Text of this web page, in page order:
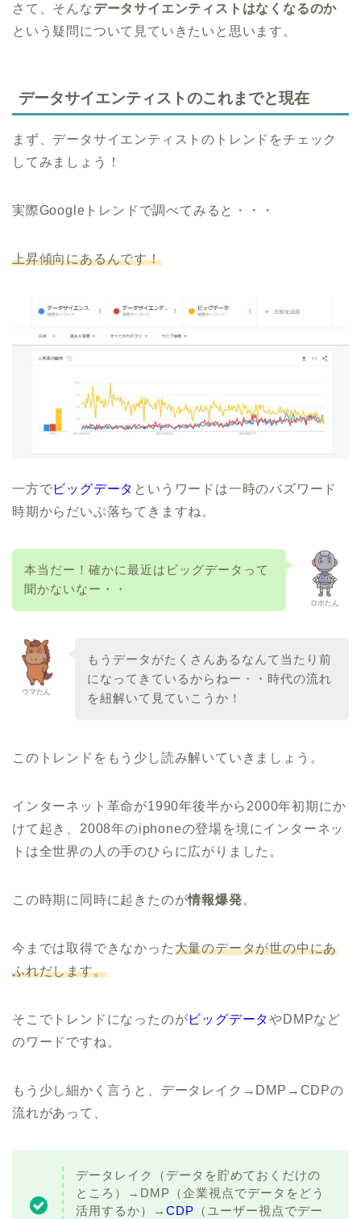
さて、そんなデータサイエンティストはなくなるのか
という疑問について見ていきたいと思います。
データサイエンティストのこれまでと現在
まず、データサイエンティストのトレンドをチェック
してみましょう！
実際Googleトレンドで調べてみると・・・
上昇傾向にあるんです！
一方でビッグデータ というワードは一時のバズワード
時期からだいぶ落ちてきますね。
ロボたん
本当だー！確かに最近はビッグデータって
聞かないなー・・
ウマたん
もうデータがたくさんあるなんて当たり前
になってきているからねー・・時代の流れ
を紐解いて見ていこうか！
このトレンドをもう少し読み解いていきましょう。
インターネット革命が1990年後半から2000年初期にか
けて起き、2008年のiphoneの登場を境にインターネッ
トは全世界の人の手のひらに広がりました。
この時期に同時に起きたのが情報爆発。
今までは取得できなかった大量のデータが世の中にあ
ふれだします。
そこでトレンドになったのがビッグデータやDMPなど
のワードですね。
もう少し細かく言うと、データレイク→DMP→CDPの
流れがあって、
データレイク（データを貯めておくだけの
ところ）→DMP（企業視点でデータをどう
活用するか）→ CDP （ユーザー視点でデー